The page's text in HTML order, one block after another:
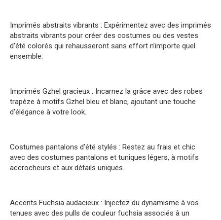
Imprimés abstraits vibrants : Expérimentez avec des imprimés
abstraits vibrants pour créer des costumes ou des vestes
d’été colorés qui rehausseront sans effort n’importe quel
ensemble.
Imprimés Gzhel gracieux : Incarnez la grâce avec des robes
trapèze à motifs Gzhel bleu et blanc, ajoutant une touche
d’élégance à votre look.
Costumes pantalons d’été stylés : Restez au frais et chic
avec des costumes pantalons et tuniques légers, à motifs
accrocheurs et aux détails uniques.
Accents Fuchsia audacieux : Injectez du dynamisme à vos
tenues avec des pulls de couleur fuchsia associés à un